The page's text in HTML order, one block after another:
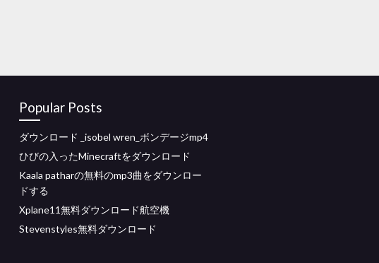
Popular Posts
ダウンロード _isobel wren_ボンデージmp4
ひびの入ったMinecraftをダウンロード
Kaala patharの無料のmp3曲をダウンロー
ドする
Xplane11無料ダウンロード航空機
Stevenstyles無料ダウンロード